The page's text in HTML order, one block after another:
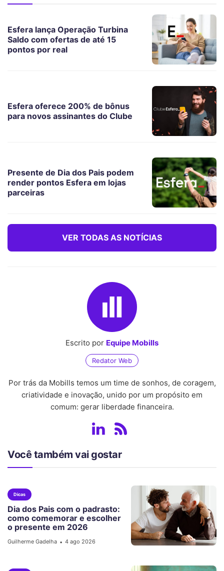
Esfera lança Operação Turbina
Saldo com ofertas de até 15
pontos por real
Esfera oferece 200% de bônus
para novos assinantes do Clube
Presente de Dia dos Pais podem
render pontos Esfera em lojas
parceiras
VER TODAS AS NOTÍCIAS
Escrito por Equipe Mobills
Redator Web
Por trás da Mobills temos um time de sonhos, de coragem,
criatividade e inovação, unido por um propósito em
comum: gerar liberdade financeira.
Você também vai gostar
Dicas
Dia dos Pais com o padrasto:
como comemorar e escolher
o presente em 2026
Guilherme Gadelha • 4 ago 2026